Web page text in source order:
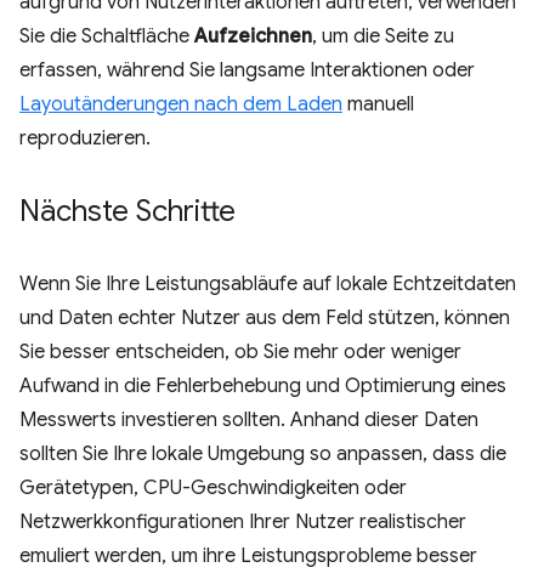
Sie die SchaltflächeAufzeichnen, um die Seite zu
erfassen, während Sie langsame Interaktionen oder
Layoutänderungen nach dem Laden manuell
reproduzieren.
Nächste Schritte
Wenn Sie Ihre Leistungsabläufe auf lokale Echtzeitdaten
und Daten echter Nutzer aus dem Feld stützen, können
Sie besser entscheiden, ob Sie mehr oder weniger
Aufwand in die Fehlerbehebung und Optimierung eines
Messwerts investieren sollten. Anhand dieser Daten
sollten Sie Ihre lokale Umgebung so anpassen, dass die
Gerätetypen, CPU-Geschwindigkeiten oder
Netzwerkkonfigurationen Ihrer Nutzer realistischer
emuliert werden, um ihre Leistungsprobleme besser